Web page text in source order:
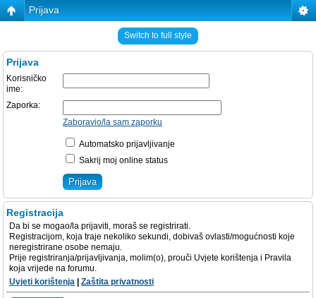
Prijava
Switch to full style
Prijava
Korisničko
ime:
Zaporka:
Zaboravio/la sam zaporku
Automatsko prijavljivanje
Sakrij moj online status
Registracija
Da bi se mogao/la prijaviti, moraš se registrirati.
Registracijom, koja traje nekoliko sekundi, dobivaš ovlasti/mogućnosti koje
neregistrirane osobe nemaju.
Prije registriranja/prijavljivanja, molim(o), prouči Uvjete korištenja i Pravila
koja vrijede na forumu.
Uvjeti korištenja
Zaštita privatnosti